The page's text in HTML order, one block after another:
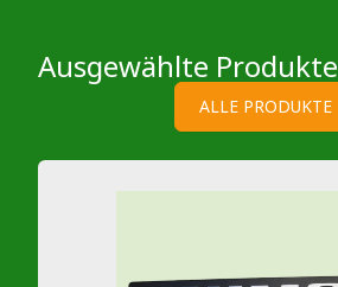
Ausgewählte Produkte
ALLE PRODUKTE